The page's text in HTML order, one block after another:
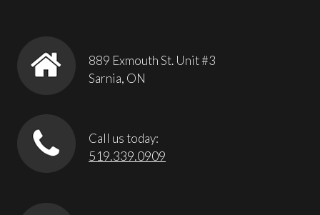
889 Exmouth St. Unit #3
Sarnia, ON
Call us today:
519.339.0909